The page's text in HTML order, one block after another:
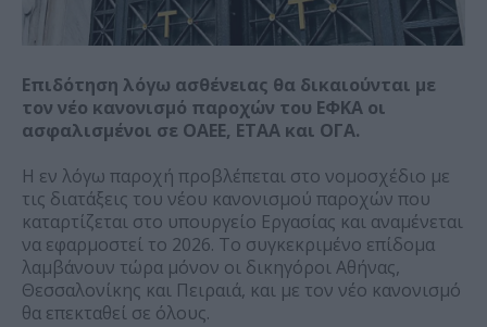
Επιδότηση λόγω ασθένειας θα δικαιούνται με
τον νέο κανονισμό παροχών του ΕΦΚΑ οι
ασφαλισμένοι σε ΟΑΕΕ, ΕΤΑΑ και ΟΓΑ.
Η εν λόγω παροχή προβλέπεται στο νομοσχέδιο με
τις διατάξεις του νέου κανονισμού παροχών που
καταρτίζεται στο υπουργείο Εργασίας και αναμένεται
να εφαρμοστεί το 2026. Το συγκεκριμένο επίδομα
λαμβάνουν τώρα μόνον οι δικηγόροι Αθήνας,
Θεσσαλονίκης και Πειραιά, και με τον νέο κανονισμό
θα επεκταθεί σε όλους.